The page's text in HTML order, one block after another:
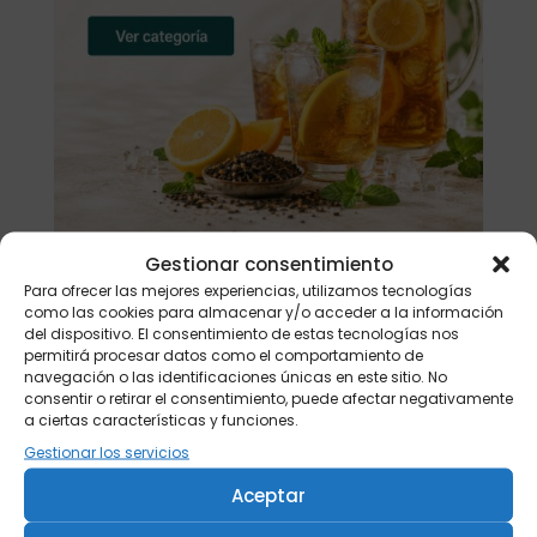
Gestionar consentimiento
Para ofrecer las mejores experiencias, utilizamos tecnologías
como las cookies para almacenar y/o acceder a la información
del dispositivo. El consentimiento de estas tecnologías nos
permitirá procesar datos como el comportamiento de
navegación o las identificaciones únicas en este sitio. No
consentir o retirar el consentimiento, puede afectar negativamente
a ciertas características y funciones.
Gestionar los servicios
Aceptar
Buscar
Productos
Tisanera "Christmas Cats" 0,25l.
porcelana
13,90€
Té verde Japón Hojicha BIO 500 gr.